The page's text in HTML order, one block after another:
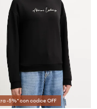
-5%* con codice OFF